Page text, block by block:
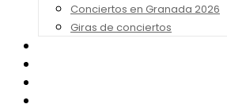
Conciertos en Granada 2026
Giras de conciertos